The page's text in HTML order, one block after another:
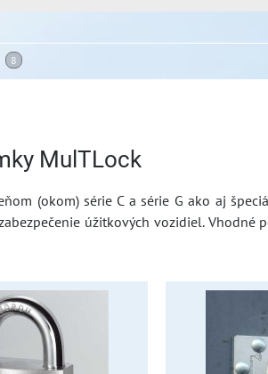
MulTLock
(okom) série C a série G ako aj
úžitkových vozidiel. Vhodné